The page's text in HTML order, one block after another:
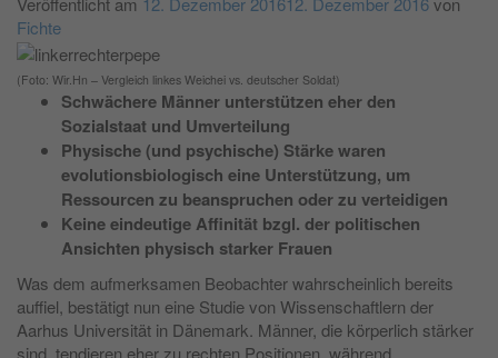
Fichte
(Foto: Wir.Hn – Vergleich linkes Weichei vs. deutscher Soldat)
Schwächere Männer unterstützen eher den
Sozialstaat und Umverteilung
Physische (und psychische) Stärke waren
evolutionsbiologisch eine Unterstützung, um
Ressourcen zu beanspruchen oder zu verteidigen
Keine eindeutige Affinität bzgl. der politischen
Ansichten physisch starker Frauen
Was dem aufmerksamen Beobachter wahrscheinlich bereits
auffiel, bestätigt nun eine Studie von Wissenschaftlern der
Aarhus Universität in Dänemark. Männer, die körperlich stärker
sind, tendieren eher zu rechten Positionen, während